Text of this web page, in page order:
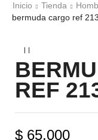
Inicio Tienda
bermuda cargo ref
REF
$ 65.000